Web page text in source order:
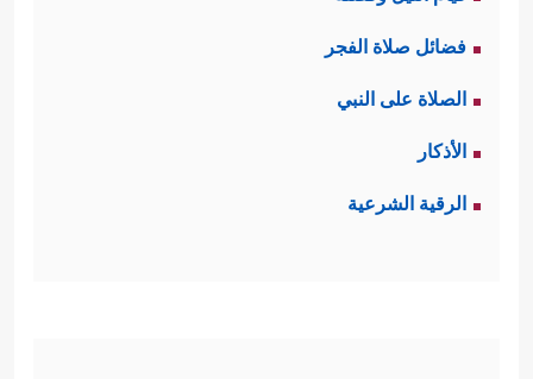
فضائل صلاة الفجر
الصلاة على النبي
الأذكار
الرقية الشرعية